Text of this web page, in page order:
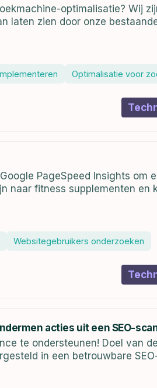
optimalisatie? Wij
laten zien door onze
Optimalisatie voor
PageSpeed Insights om
naar fitness supplementen en
Websitegebruikers onderzoeken
acties uit een SEO-
van de taak: Wij zoeken een
in een betrouwbare